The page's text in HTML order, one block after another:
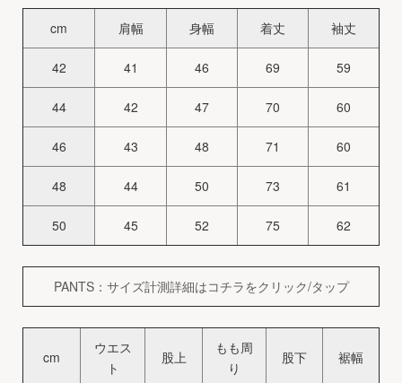
cm 肩幅 身幅 着丈 袖丈
42 41 46 69 59
44 42 47 70 60
46 43 48 71 60
48 44 50 73 61
50 45 52 75 62
PANTS：サイズ計測詳細はコチラをクリック/タップ
cm
ウエス
ト
股上
もも周
り
股下 裾幅